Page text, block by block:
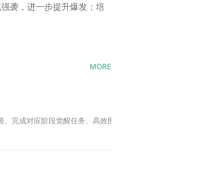
袭，进一步提升爆发；培
MORE
完成对应阶段觉醒任务、高效囤积经验资源四大维度同步推进，...